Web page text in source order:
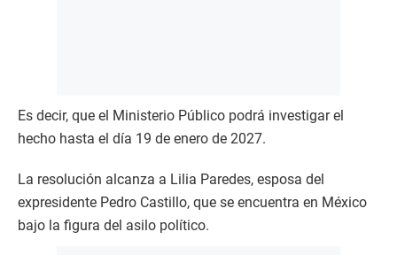
Es decir, que el Ministerio Público podrá investigar el
hecho hasta el día 19 de enero de 2027.
La resolución alcanza a Lilia Paredes, esposa del
expresidente Pedro Castillo, que se encuentra en México
bajo la figura del asilo político.